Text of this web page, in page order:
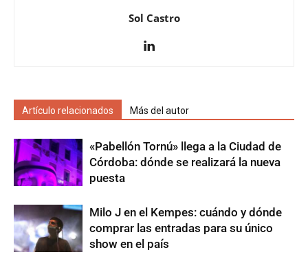
Sol Castro
Artículo relacionados Más del autor
«Pabellón Tornú» llega a la Ciudad de
Córdoba: dónde se realizará la nueva
puesta
Milo J en el Kempes: cuándo y dónde
comprar las entradas para su único
show en el país